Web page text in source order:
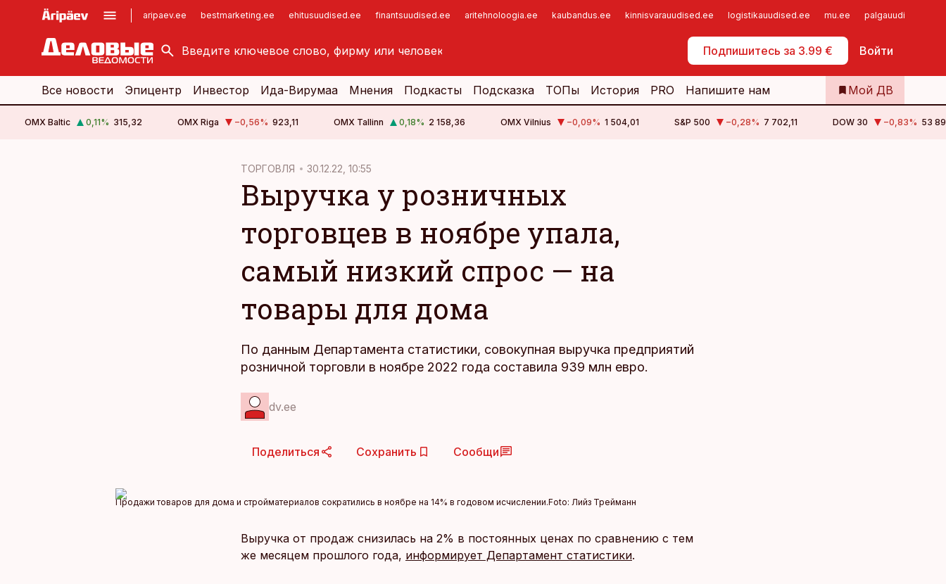
aripaev.ee bestmarketing.ee ehitusuudised.ee finantsuudised.ee aritehnoloogia.ee kaubandus.ee kinnisvarauudised.ee logistikauudised.ee mu.ee palgauudised.ee
Подпишитесь за 3.99 € Войти
kinnisvarauudised.ee
logistikauudised.ee
imelineajalugu.ee
Самообслуживание
Все новости Эпицентр Инвестор Ида-Вирумаа Мнения Подкасты Подсказка ТОПы История PRO Напишите нам Мой ДВ
OMX Baltic 0,11% 315,32 OMX Riga −0,56% 923,11 OMX Tallinn 0,18% 2 158,36 OMX Vilnius −0,09% 1 504,01 S&P 500 −0,28% 7 702,11 DOW 30 −0,83% 53
ТОРГОВЛЯ 30.12.22, 10:55
Выручка у розничных
торговцев в ноябре упала,
самый низкий спрос — на
товары для дома
По данным Департамента статистики, совокупная выручка предприятий
розничной торговли в ноябре 2022 года составила 939 млн евро.
dv.ee
Поделиться Сохранить Сообщи
Продажи товаров для дома и стройматериалов сократились в ноябре на 14% в годовом исчислении.Foto: Лийз Трейманн
Выручка от продаж снизилась на 2% в постоянных ценах по сравнению с тем
же месяцем прошлого года, информирует Департамент статистики.